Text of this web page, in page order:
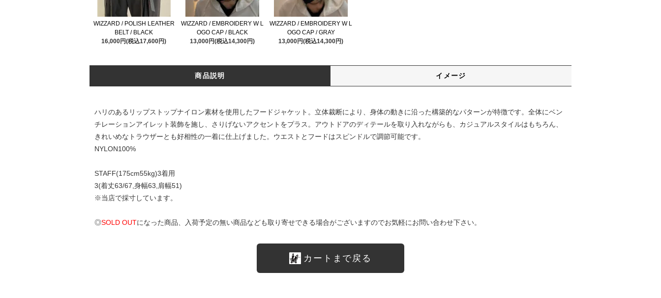
WIZZARD / POLISH LEATHER
BELT / BLACK
16,000円(税込17,600円)
WIZZARD / EMBROIDERY W L
OGO CAP / BLACK
13,000円(税込14,300円)
WIZZARD / EMBROIDERY W L
OGO CAP / GRAY
13,000円(税込14,300円)
商品説明 イメージ
ハリのあるリップストップナイロン素材を使用したフードジャケット。立体裁断により、身体の動きに沿った構築的なパターンが特徴です。全体にベン
チレーションアイレット装飾を施し、さりげないアクセントをプラス。アウトドアのディテールを取り入れながらも、カジュアルスタイルはもちろん、
きれいめなトラウザーとも好相性の一着に仕上げました。ウエストとフードはスピンドルで調節可能です。
NYLON100%
STAFF(175cm55kg)3着用
3(着丈63/67,身幅63,肩幅51)
※当店で採寸しています。
◎SOLD OUTになった商品、入荷予定の無い商品なども取り寄せできる場合がございますのでお気軽にお問い合わせ下さい。
カートまで戻る